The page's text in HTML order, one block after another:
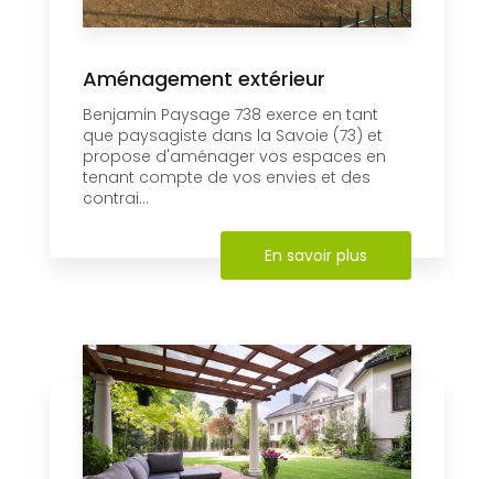
Aménagement extérieur
Benjamin Paysage 738 exerce en tant
que paysagiste dans la Savoie (73) et
propose d'aménager vos espaces en
tenant compte de vos envies et des
contrai...
En savoir plus